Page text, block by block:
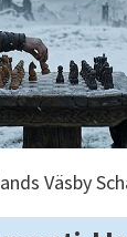
Väsby